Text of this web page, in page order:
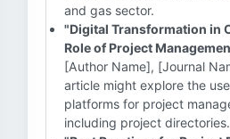
and gas sector.
"Digital Transformation in
Role of Project
[Author Name], [Journal
article might explore the
platforms for project
including project directories.